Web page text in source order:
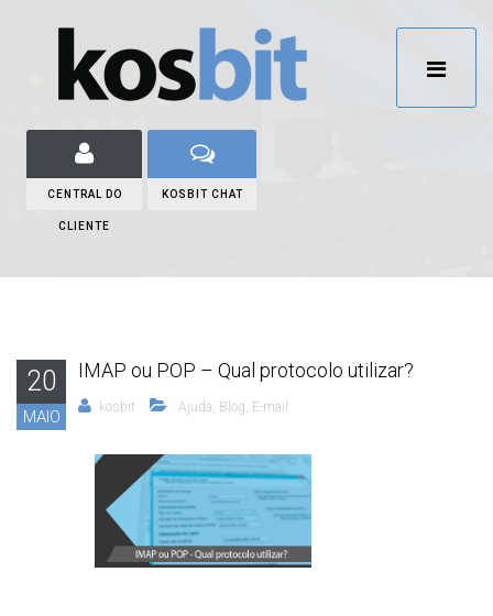
CENTRAL DO
CLIENTE
KOSBIT CHAT
20
MAIO
IMAP ou POP – Qual protocolo utilizar?
kosbit Ajuda, Blog, E-mail